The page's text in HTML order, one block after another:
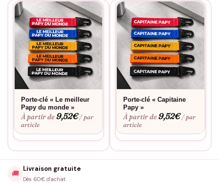
Porte-clé « Le meilleur
Papy du monde »
À partir de9,52€ / par
article
Porte-clé « Capitaine
Papy »
À partir de9,52€ / par
article
🚚
Livraison gratuite
Dès 60€ d'achat